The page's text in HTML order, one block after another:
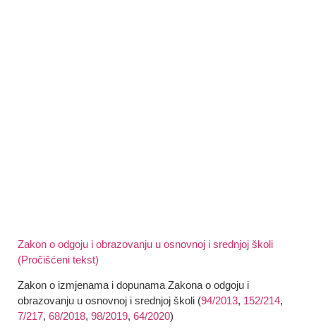
Zakon o odgoju i obrazovanju u osnovnoj i srednjoj školi
(Pročišćeni tekst)
Zakon o izmjenama i dopunama Zakona o odgoju i
obrazovanju u osnovnoj i srednjoj školi (94/2013, 152/214,
7/217, 68/2018, 98/2019, 64/2020)